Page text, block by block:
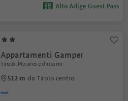
Alto Adige Guest Pass
Appartamenti Gamper
Tirolo, Merano e dintorni
512 m da Tirolo centro